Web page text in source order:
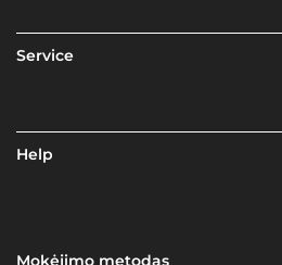
Service
Help
Mokėjimo metodas